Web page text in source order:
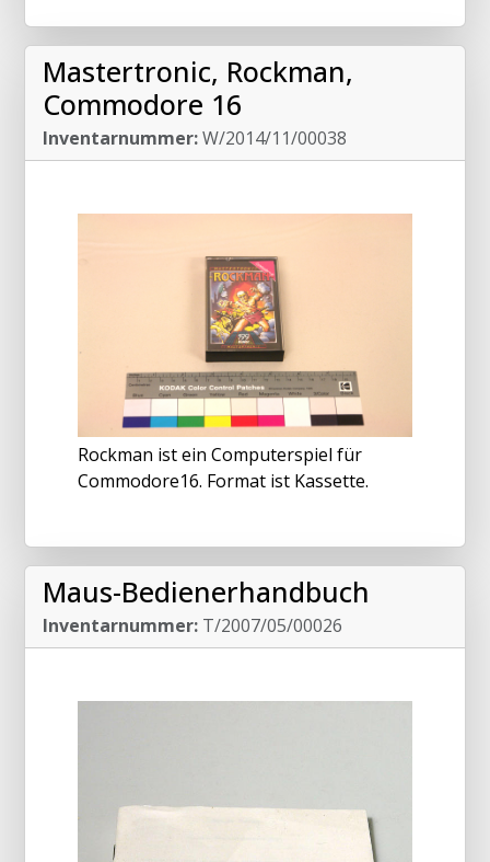
Mastertronic, Rockman,
Commodore 16
Inventarnummer:W/2014/11/00038
Rockman ist ein Computerspiel für
Commodore16. Format ist Kassette.
Maus-Bedienerhandbuch
Inventarnummer: T/2007/05/00026